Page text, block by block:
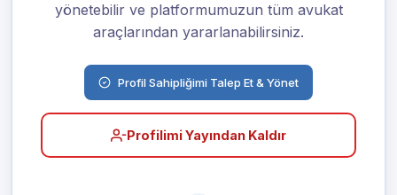
yönetebilir ve platformumuzun tüm avukat
araçlarından yararlanabilirsiniz.
Profil Sahipliğimi Talep Et & Yönet
Profilimi Yayından Kaldır